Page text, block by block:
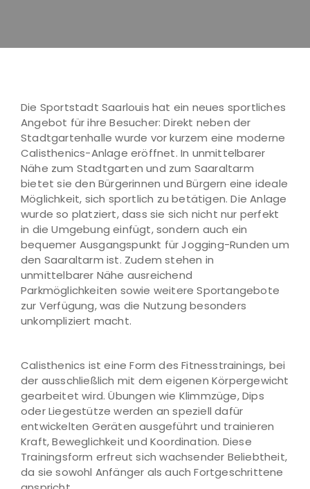
Die Sportstadt Saarlouis hat ein neues sportliches
Angebot für ihre Besucher: Direkt neben der
Stadtgartenhalle wurde vor kurzem eine moderne
Calisthenics-Anlage eröffnet. In unmittelbarer
Nähe zum Stadtgarten und zum Saaraltarm
bietet sie den Bürgerinnen und Bürgern eine ideale
Möglichkeit, sich sportlich zu betätigen. Die Anlage
wurde so platziert, dass sie sich nicht nur perfekt
in die Umgebung einfügt, sondern auch ein
bequemer Ausgangspunkt für Jogging-Runden um
den Saaraltarm ist. Zudem stehen in
unmittelbarer Nähe ausreichend
Parkmöglichkeiten sowie weitere Sportangebote
zur Verfügung, was die Nutzung besonders
unkompliziert macht.
Calisthenics ist eine Form des Fitnesstrainings, bei
der ausschließlich mit dem eigenen Körpergewicht
gearbeitet wird. Übungen wie Klimmzüge, Dips
oder Liegestütze werden an speziell dafür
entwickelten Geräten ausgeführt und trainieren
Kraft, Beweglichkeit und Koordination. Diese
Trainingsform erfreut sich wachsender Beliebtheit,
da sie sowohl Anfänger als auch Fortgeschrittene